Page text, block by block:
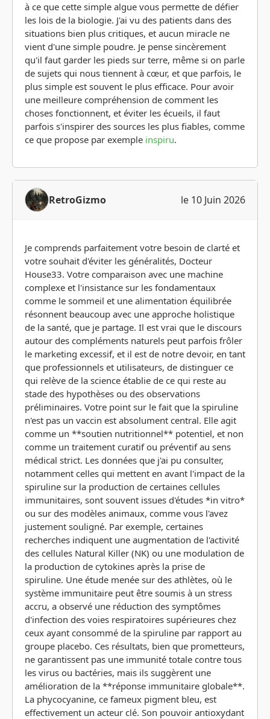
à ce que cette simple algue vous permette de défier
les lois de la biologie. J'ai vu des patients dans des
situations bien plus critiques, et aucun miracle ne
vient d'une simple poudre. Je pense sincèrement
qu'il faut garder les pieds sur terre, même si on parle
de sujets qui nous tiennent à cœur, et que parfois, le
plus simple est souvent le plus efficace. Pour avoir
une meilleure compréhension de comment les
choses fonctionnent, et éviter les écueils, il faut
parfois s'inspirer des sources les plus fiables, comme
ce que propose par exemple inspiru.
RetroGizmo le 10 Juin 2026
Je comprends parfaitement votre besoin de clarté et
votre souhait d'éviter les généralités, Docteur
House33. Votre comparaison avec une machine
complexe et l'insistance sur les fondamentaux
comme le sommeil et une alimentation équilibrée
résonnent beaucoup avec une approche holistique
de la santé, que je partage. Il est vrai que le discours
autour des compléments naturels peut parfois frôler
le marketing excessif, et il est de notre devoir, en tant
que professionnels et utilisateurs, de distinguer ce
qui relève de la science établie de ce qui reste au
stade des hypothèses ou des observations
préliminaires. Votre point sur le fait que la spiruline
n'est pas un vaccin est absolument central. Elle agit
comme un **soutien nutritionnel** potentiel, et non
comme un traitement curatif ou préventif au sens
médical strict. Les données que j'ai pu consulter,
notamment celles qui mettent en avant l'impact de la
spiruline sur la production de certaines cellules
immunitaires, sont souvent issues d'études *in vitro*
ou sur des modèles animaux, comme vous l'avez
justement souligné. Par exemple, certaines
recherches indiquent une augmentation de l'activité
des cellules Natural Killer (NK) ou une modulation de
la production de cytokines après la prise de
spiruline. Une étude menée sur des athlètes, où le
système immunitaire peut être soumis à un stress
accru, a observé une réduction des symptômes
d'infection des voies respiratoires supérieures chez
ceux ayant consommé de la spiruline par rapport au
groupe placebo. Ces résultats, bien que prometteurs,
ne garantissent pas une immunité totale contre tous
les virus ou bactéries, mais ils suggèrent une
amélioration de la **réponse immunitaire globale**.
La phycocyanine, ce fameux pigment bleu, est
effectivement un acteur clé. Son pouvoir antioxydant